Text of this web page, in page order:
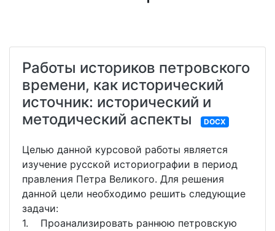
Работы историков петровского
времени, как исторический
источник: исторический и
методический аспекты
DOCX
Целью данной курсовой работы является
изучение русской историографии в период
правления Петра Великого. Для решения
данной цели необходимо решить следующие
задачи:
1. Проанализировать раннюю петровскую